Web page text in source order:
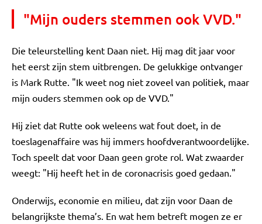
"Mijn ouders stemmen ook VVD."
Die teleurstelling kent Daan niet. Hij mag dit jaar voor
het eerst zijn stem uitbrengen. De gelukkige ontvanger
is Mark Rutte. "Ik weet nog niet zoveel van politiek, maar
mijn ouders stemmen ook op de VVD."
Hij ziet dat Rutte ook weleens wat fout doet, in de
toeslagenaffaire was hij immers hoofdverantwoordelijke.
Toch speelt dat voor Daan geen grote rol. Wat zwaarder
weegt: "Hij heeft het in de coronacrisis goed gedaan."
Onderwijs, economie en milieu, dat zijn voor Daan de
belangrijkste thema’s. En wat hem betreft mogen ze er